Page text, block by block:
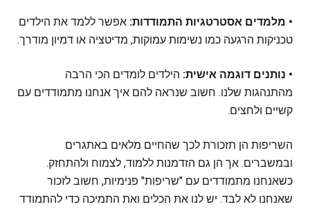
• מלמדים אסטרטגיות התמודדות: אפשר ללמד את הילדים
טכניקות הרגעה כמו נשימות עמוקות, מדיטציה או דמיון מודרך.
• נותנים דוגמה אישית: הילדים לומדים הכי הרבה
מהתנהגות שלנו. חשוב שנראה להם איך אנחנו מתמודדים עם
קשיים ולחצים.
השריפות הן תזכורת לכך שהחיים מלאים באתגרים
ובמשברים. אך הן גם הזדמנות ללמוד, לצמוח ולהתחזק.
כשאנחנו מתמודדים עם "שריפות" פנימיות, חשוב לזכור
שאנחנו לא לבד. יש לנו את הכלים ואת התמיכה כדי להתמודד